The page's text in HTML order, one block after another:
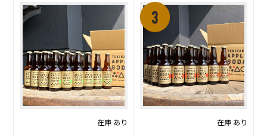
在庫 あり 在庫 あり